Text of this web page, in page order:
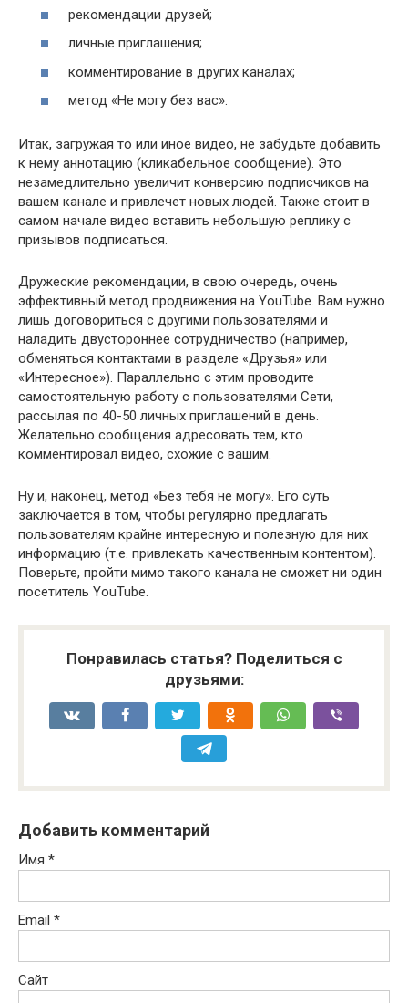
рекомендации друзей;
личные приглашения;
комментирование в других каналах;
метод «Не могу без вас».
Итак, загружая то или иное видео, не забудьте добавить
к нему аннотацию (кликабельное сообщение). Это
незамедлительно увеличит конверсию подписчиков на
вашем канале и привлечет новых людей. Также стоит в
самом начале видео вставить небольшую реплику с
призывов подписаться.
Дружеские рекомендации, в свою очередь, очень
эффективный метод продвижения на YouTube. Вам нужно
лишь договориться с другими пользователями и
наладить двустороннее сотрудничество (например,
обменяться контактами в разделе «Друзья» или
«Интересное»). Параллельно с этим проводите
самостоятельную работу с пользователями Сети,
рассылая по 40-50 личных приглашений в день.
Желательно сообщения адресовать тем, кто
комментировал видео, схожие с вашим.
Ну и, наконец, метод «Без тебя не могу». Его суть
заключается в том, чтобы регулярно предлагать
пользователям крайне интересную и полезную для них
информацию (т.е. привлекать качественным контентом).
Поверьте, пройти мимо такого канала не сможет ни один
посетитель YouTube.
Понравилась статья? Поделиться с
друзьями:
Добавить комментарий
Имя *
Email *
Сайт